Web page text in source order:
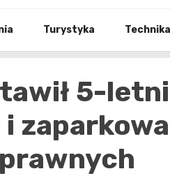
Turystyka Technika
5-